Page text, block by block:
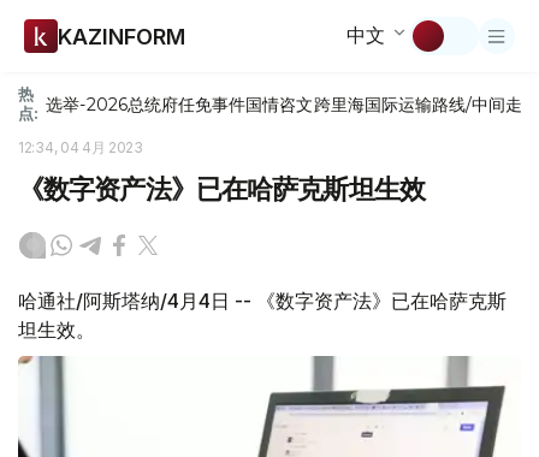
KAZINFORM 中文
热
点: 选举-2026总统府任免事件国情咨文跨里海国际运输路线/中间走廊
12:34, 04 4月 2023
《数字资产法》已在哈萨克斯坦生效
哈通社/阿斯塔纳/4月4日 -- 《数字资产法》已在哈萨克斯
坦生效。